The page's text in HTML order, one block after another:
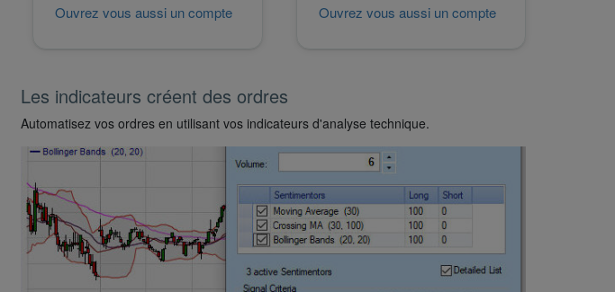
Ouvrez vous aussi un compte Ouvrez vous aussi un compte
Les indicateurs créent des ordres
Automatisez vos ordres en utilisant vos indicateurs d'analyse technique.